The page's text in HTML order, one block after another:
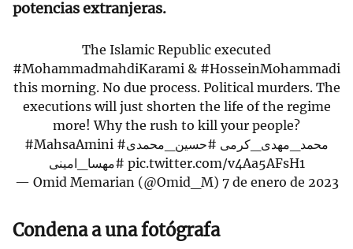
potencias extranjeras.
The Islamic Republic executed
#MohammadmahdiKarami & #HosseinMohammadi
this morning. No due process. Political murders. The
executions will just shorten the life of the regime
more! Why the rush to kill your people?
#MahsaAmini
#محمد_مهدی_کرمی #حسین_محمدی
#مهسا_امینی pic.twitter.com/v4Aa5AFsH1
— Omid Memarian (@Omid_M) 7 de enero de 2023
Condena a una fotógrafa